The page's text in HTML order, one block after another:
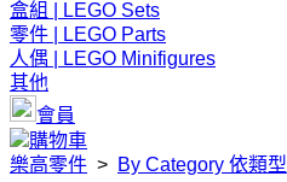
盒組 | LEGO Sets
零件 | LEGO Parts
人偶 | LEGO Minifigures
其他
會員
購物車
樂高零件 > By Category 依類型